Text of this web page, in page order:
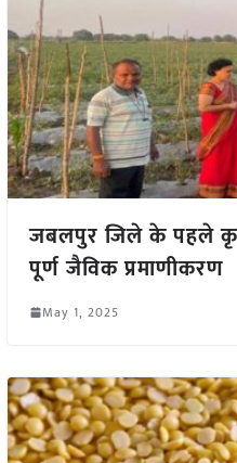
जबलपुर जिले के पहले
पूर्ण जैविक प्रमाणीकरण
May 1, 2025